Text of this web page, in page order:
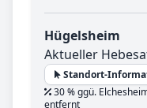
Hügelsheim
Aktueller
Standort-
30 % ggü.
entfernt